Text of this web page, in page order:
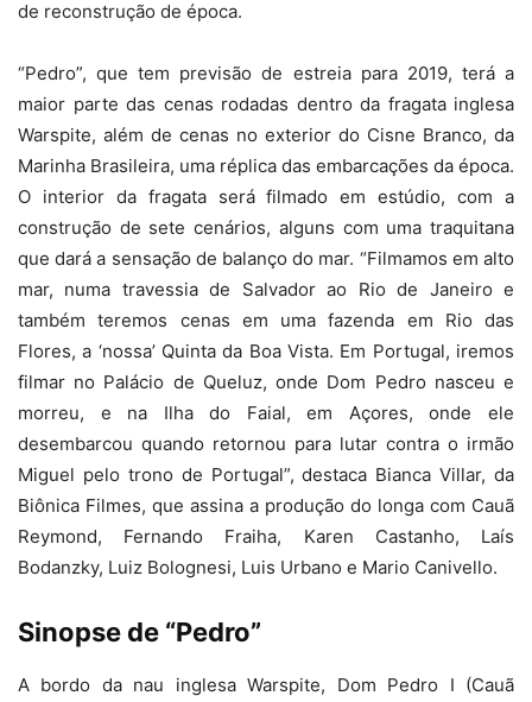
de reconstrução de época.
“Pedro”, que tem previsão de estreia para 2019, terá a
maior parte das cenas rodadas dentro da fragata inglesa
Warspite, além de cenas no exterior do Cisne Branco, da
Marinha Brasileira, uma réplica das embarcações da época.
O interior da fragata será filmado em estúdio, com a
construção de sete cenários, alguns com uma traquitana
que dará a sensação de balanço do mar. “Filmamos em alto
mar, numa travessia de Salvador ao Rio de Janeiro e
também teremos cenas em uma fazenda em Rio das
Flores, a ‘nossa’ Quinta da Boa Vista. Em Portugal, iremos
filmar no Palácio de Queluz, onde Dom Pedro nasceu e
morreu, e na Ilha do Faial, em Açores, onde ele
desembarcou quando retornou para lutar contra o irmão
Miguel pelo trono de Portugal”, destaca Bianca Villar, da
Biônica Filmes, que assina a produção do longa com Cauã
Reymond, Fernando Fraiha, Karen Castanho, Laís
Bodanzky, Luiz Bolognesi, Luis Urbano e Mario Canivello.
Sinopse de “Pedro”
A bordo da nau inglesa Warspite, Dom Pedro I (Cauã